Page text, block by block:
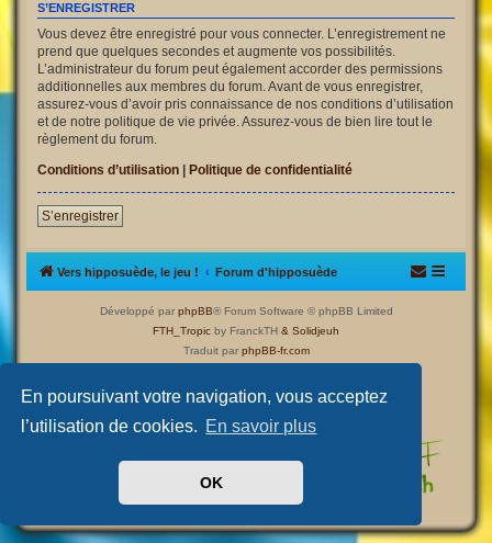
En poursuivant votre navigation, vous acceptez
l’utilisation de cookies. En savoir plus
OK
S’ENREGISTRER
Vous devez être enregistré pour vous connecter. L’enregistrement ne
prend que quelques secondes et augmente vos possibilités.
L’administrateur du forum peut également accorder des permissions
additionnelles aux membres du forum. Avant de vous enregistrer,
assurez-vous d’avoir pris connaissance de nos conditions d’utilisation
et de notre politique de vie privée. Assurez-vous de bien lire tout le
règlement du forum.
Conditions d’utilisation | Politique de confidentialité
S’enregistrer
Vers hipposuède, le jeu ! Forum d'hipposuède
Développé par phpBB® Forum Software © phpBB Limited
FTH_Tropic by FranckTH & Solidjeuh
Traduit par phpBB-fr.com